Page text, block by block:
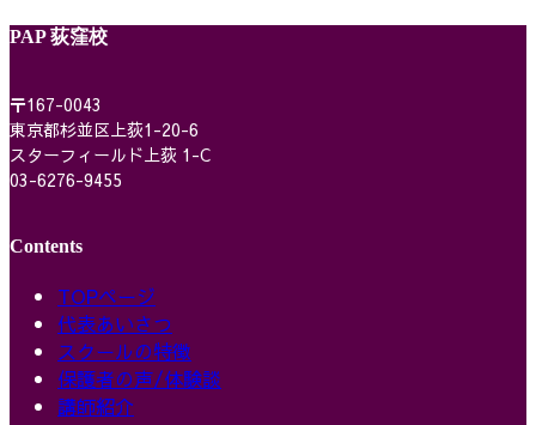
PAP 荻窪校
〒167-0043
東京都杉並区上荻1-20-6
スターフィールド上荻 1-C
03-6276-9455
Contents
TOPページ
代表あいさつ
スクールの特徴
保護者の声/体験談
講師紹介